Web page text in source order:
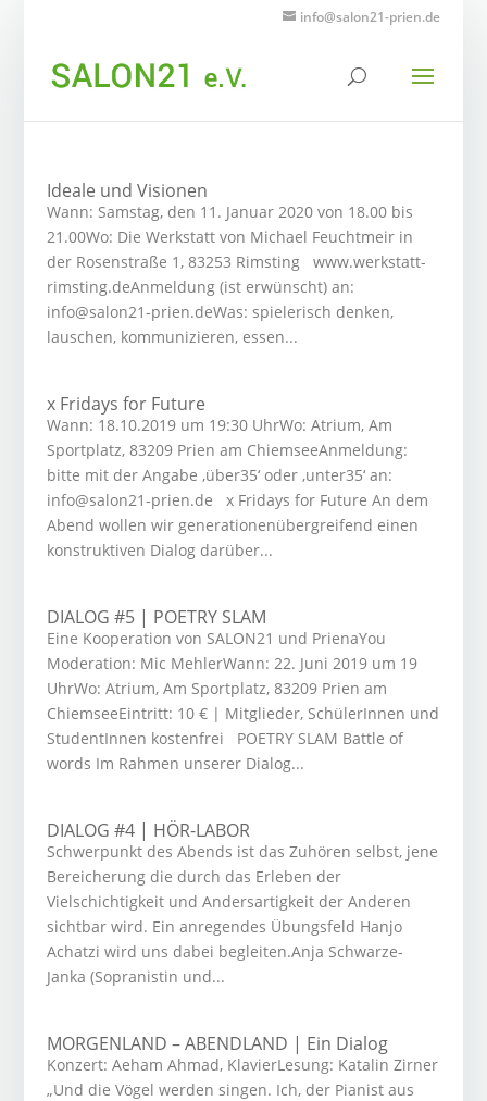
info@salon21-prien.de
Ideale und Visionen
Wann: Samstag, den 11. Januar 2020 von 18.00 bis
21.00Wo: Die Werkstatt von Michael Feuchtmeir in
der Rosenstraße 1, 83253 Rimsting www.werkstatt-
rimsting.deAnmeldung (ist erwünscht) an:
info@salon21-prien.deWas: spielerisch denken,
lauschen, kommunizieren, essen...
x Fridays for Future
Wann: 18.10.2019 um 19:30 UhrWo: Atrium, Am
Sportplatz, 83209 Prien am ChiemseeAnmeldung:
bitte mit der Angabe ‚über35‘ oder ‚unter35‘ an:
info@salon21-prien.de x Fridays for Future An dem
Abend wollen wir generationenübergreifend einen
konstruktiven Dialog darüber...
DIALOG #5 | POETRY SLAM
Eine Kooperation von SALON21 und PrienaYou
Moderation: Mic MehlerWann: 22. Juni 2019 um 19
UhrWo: Atrium, Am Sportplatz, 83209 Prien am
ChiemseeEintritt: 10 € | Mitglieder, SchülerInnen und
StudentInnen kostenfrei POETRY SLAM Battle of
words Im Rahmen unserer Dialog...
DIALOG #4 | HÖR-LABOR
Schwerpunkt des Abends ist das Zuhören selbst, jene
Bereicherung die durch das Erleben der
Vielschichtigkeit und Andersartigkeit der Anderen
sichtbar wird. Ein anregendes Übungsfeld Hanjo
Achatzi wird uns dabei begleiten.Anja Schwarze-
Janka (Sopranistin und...
MORGENLAND – ABENDLAND | Ein Dialog
Konzert: Aeham Ahmad, KlavierLesung: Katalin Zirner
„Und die Vögel werden singen. Ich, der Pianist aus